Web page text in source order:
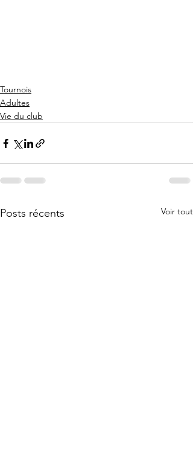
Tournois
Adultes
Vie du club
Posts récents Voir tout